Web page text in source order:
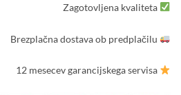
Zagotovljena kvaliteta
Brezplačna dostava ob predplačilu
12 mesecev garancijskega servisa